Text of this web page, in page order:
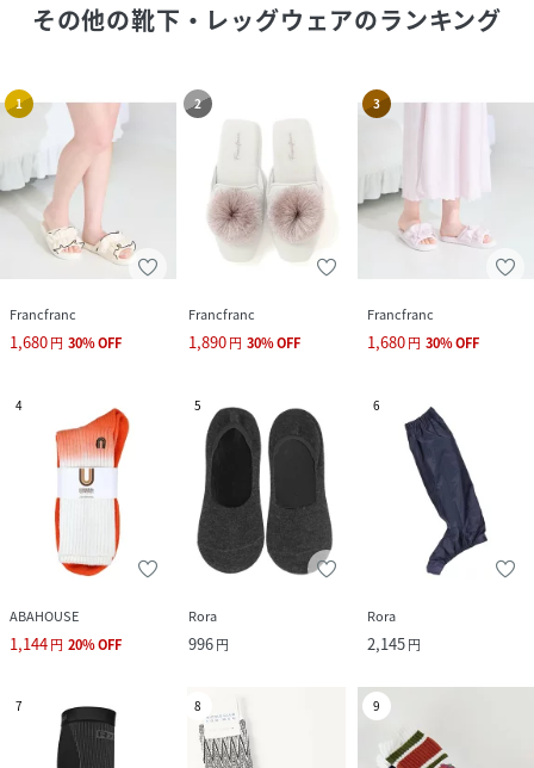
その他の靴下・レッグウェアのランキング
1
Francfranc
1,680円 30%OFF
2
Francfranc
1,890円 30%OFF
3
Francfranc
1,680円 30%OFF
4
ABAHOUSE
1,144円 20%OFF
5
Rora
996円
6
Rora
2,145円
7 8 9